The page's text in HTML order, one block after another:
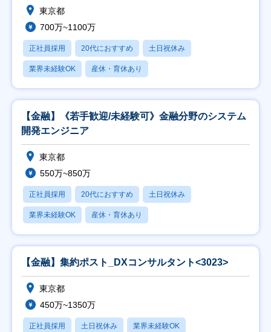
東京都
700万~1100万
正社員採用 20代におすすめ 土日祝休み
業界未経験OK 産休・育休あり
【金融】《若手歓迎/未経験可》金融分野のシステム
開発エンジニア
東京都
550万~850万
正社員採用 20代におすすめ 土日祝休み
業界未経験OK 産休・育休あり
【金融】集約ポスト_DXコンサルタント<3023>
東京都
450万~1350万
正社員採用 土日祝休み 業界未経験OK